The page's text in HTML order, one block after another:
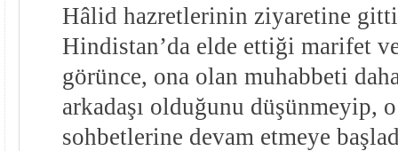
Hâlid hazretlerinin ziyaretine
Hindistan’da elde ettiği marifet
görünce, ona olan muhabbeti
arkadaşı olduğunu düşünmeyip,
sohbetlerine devam etmeye